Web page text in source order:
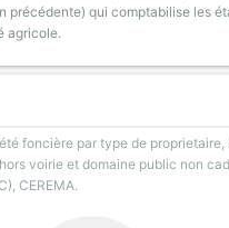
précédente) qui comptabilise les
agricole.
foncière par type de proprietaire,
voirie et domaine public non
CEREMA.